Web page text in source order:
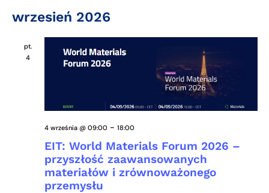
datę.
wrzesień 2026
pt.
4
EIT: World Materials Forum 2026 –
przyszłość zaawansowanych
materiałów i zrównoważonego
przemysłu
4 września @ 09:00 - 18:00